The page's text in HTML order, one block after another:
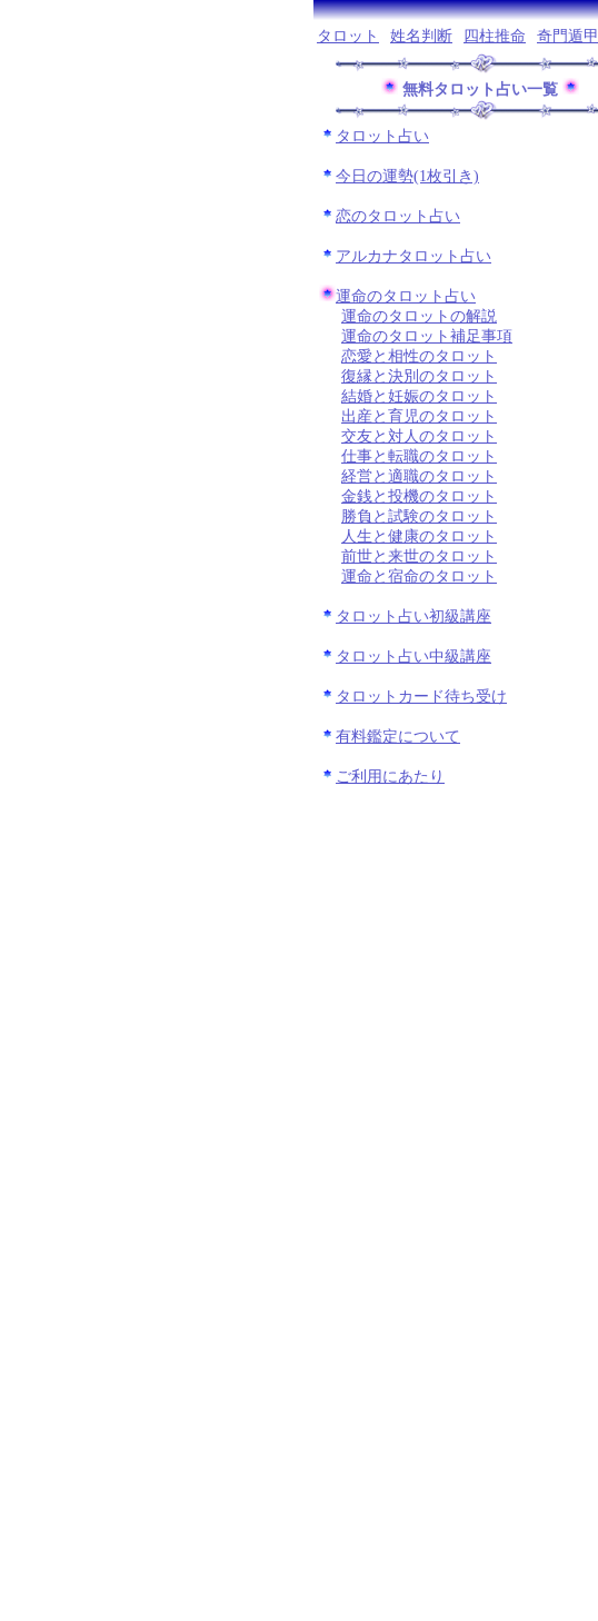
タロット
姓名判断 四柱推命 奇門遁甲
無料タロット占い一覧
タロット占い
今日の運勢(1枚引き)
恋のタロット占い
アルカナタロット占い
運命のタロット占い
運命のタロットの解説
運命のタロット補足事項
恋愛と相性のタロット
復縁と決別のタロット
結婚と妊娠のタロット
出産と育児のタロット
交友と対人のタロット
仕事と転職のタロット
経営と適職のタロット
金銭と投機のタロット
勝負と試験のタロット
人生と健康のタロット
前世と来世のタロット
運命と宿命のタロット
タロット占い初級講座
タロット占い中級講座
タロットカード待ち受け
有料鑑定について
ご利用にあたり